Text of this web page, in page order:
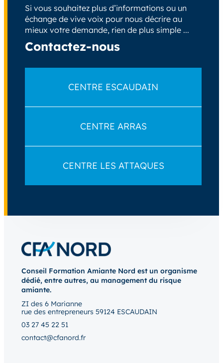
Si vous souhaitez plus d’informations ou un
échange de vive voix pour nous décrire au
mieux votre demande, rien de plus simple ...
Contactez-nous
CENTRE ESCAUDAIN
CENTRE ARRAS
CENTRE LES ATTAQUES
Conseil Formation Amiante Nord est un organisme
dédié, entre autres, au management du risque
amiante.
ZI des 6 Marianne
rue des entrepreneurs 59124 ESCAUDAIN
03 27 45 22 51
contact@cfanord.fr